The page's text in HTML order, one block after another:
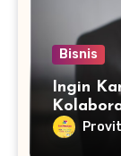
Bisnis
Ingin
Media